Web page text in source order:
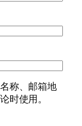
称、邮箱地
时使用。